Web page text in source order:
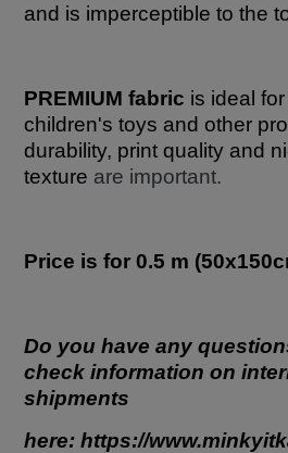
and is imperceptible to the
PREMIUM fabric is ideal
children's toys and other
durability, print quality and
texture are important.
Price is for 0.5 m
Do you have any
check information on
shipments
here: https://